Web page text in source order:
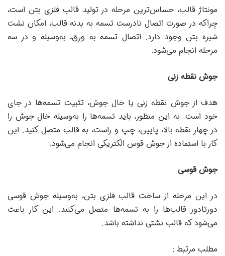
مونتاژ قالب، حساس‌ترین مرحله در تولید قالب فلزی بتن است،
چراکه در صورت اتصال نادرست تسمه به بدنه قالب، امکان نشت
شیره بتن وجود دارد. اتصال تسمه به ورق، به‌وسیله و در سه
مرحله انجام می‌شود:
جوش نقطه زنی
هدف از جوش نقطه زنی یا خال جوش، تثبیت تسمه‌ها در جای
خود است. به این منظور، باید تسمه‌ها را به‌وسیله خال جوش را
در چهار نقطه بالا، پایین، چپ و راست، به قالب متصل کنید. این
کار با استفاده از جوش قوس الکتریکی انجام می‌شود.
جوش قوسی
در این مرحله از ساخت قالب فلزی بتن، به‌وسیله جوش قوسی
دورتادور قالب‌ها را به تسمه‌ها متصل می‌کنند. این کار باعث
می‌شود که قالب نشتی نداشته باشد.
مطلب مرتبط :